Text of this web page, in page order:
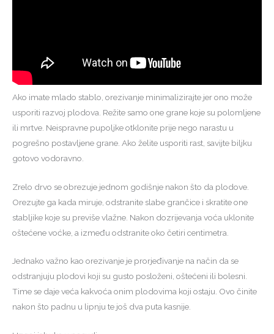
Ako imate mlado stablo, orezivanje minimalizirajte jer ono može
usporiti razvoj plodova. Režite samo one grane koje su polomljene
ili mrtve. Neispravne pupoljke otklonite prije nego narastu u
pogrešno postavljene grane. Ako želite usporiti rast, savijte biljku
gotovo vodoravno.
Zrelo drvo se obrezuje jednom godišnje nakon što da plodove.
Orezujte ga kada miruje, odstranite slabe grančice i skratite one
stabljike koje su previše vlažne. Nakon dozrijevanja voća uklonite
oštećene voćke, a između odstranite oko četiri centimetra.
Jednako važno kao orezivanje je prorjeđivanje na način da se
odstranjuju plodovi koji su gusto posloženi, oštećeni ili bolesni.
Time se daje veća kakvoća onim plodovima koji ostaju. Ovo činite
nakon što padnu u lipnju te još dva puta kasnije.